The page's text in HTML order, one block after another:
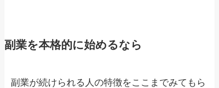
副業を本格的に始めるなら
副業が続けられる人の特徴をここまでみてもら